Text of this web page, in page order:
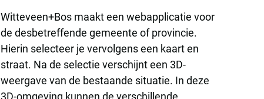
Witteveen+Bos maakt een webapplicatie voor
de desbetreffende gemeente of provincie.
Hierin selecteer je vervolgens een kaart en
straat. Na de selectie verschijnt een 3D-
weergave van de bestaande situatie. In deze
3D-omgeving kunnen de verschillende